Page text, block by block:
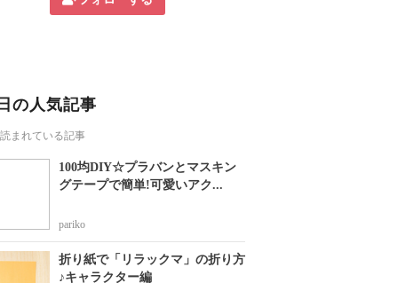
の人気記事
まれている記事
100均DIY☆プラバンとマスキン
グテープで簡単!可愛いアク...
pariko
折り紙で「リラックマ」の折り方
♪キャラクター編